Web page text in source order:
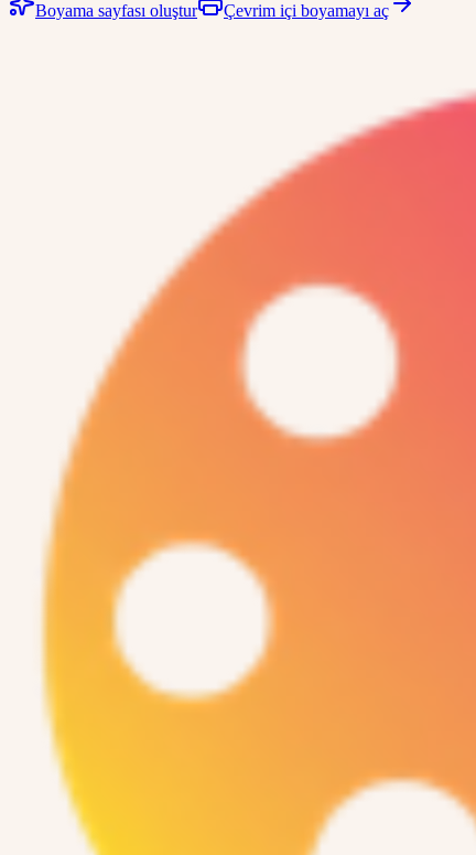
Boyama sayfası oluştur Çevrim içi boyamayı aç